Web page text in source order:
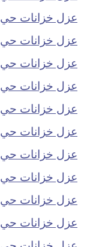
عزل خزانات حي
عزل خزانات حي
عزل خزانات حي
عزل خزانات حي
عزل خزانات حي
عزل خزانات حي
عزل خزانات حي
عزل خزانات حي
عزل خزانات حي
عزل خزانات حي